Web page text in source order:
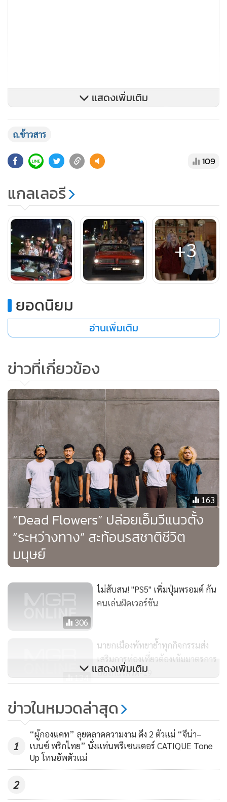
แสดงเพิ่มเติม
ถ.ข้าวสาร
109
แกลเลอรี
+3
ยอดนิยม
อ่านเพิ่มเติม
ข่าวที่เกี่ยวข้อง
163
“Dead Flowers” ปล่อยเอ็มวีแนวตั้ง
“ระหว่างทาง” สะท้อนรสชาติชีวิต
มนุษย์
306
ไม่สับสน! "PS5" เพิ่มปุ่มพรอมต์ กัน
คนเล่นผิดเวอร์ชัน
134
นายกเมืองพัทยาย้ำทุกกิจกรรมส่ง
เสริมการท่องเที่ยวต้องเข้มมาตรการ
ป้องกันโควิด-19
481
ก๊องแก๊ง” SK.ขายสู้โควิด
แสดงเพิ่มเติม
ข่าวในหมวดล่าสุด
1
“ผู้กองแคท” ลุยตลาดความงาม ดึง 2 ตัวแม่ “จีน่า–
เบนซ์ พริกไทย” นั่งแท่นพรีเซนเตอร์ CATIQUE Tone
Up โทนอัพตัวแม่
2